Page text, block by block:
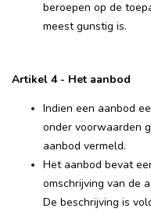
beroepen op de
meest gunstig is.
Artikel 4 - Het aanbod
Indien een aanbod
onder voorwaarden
aanbod vermeld.
Het aanbod bevat
omschrijving van de
De beschrijving is